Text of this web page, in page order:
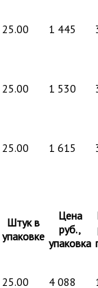
25.00 1 445
25.00 1 530
25.00 1 615
Штук в
упаковке
Цена
руб.,
упаковка
25.00 4 088